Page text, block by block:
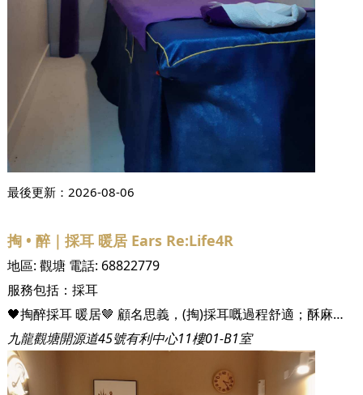
最後更新： 2026-08-06
掏 • 醉｜採耳 暖居 Ears Re:Life4R
地區: 觀塘電話: 68822779
服務包括： 採耳
🖤掏醉採耳 暖居🤎 顧名思義，(掏)採耳嘅過程舒適；酥麻感使神經放鬆、舒壓；加上頌缽的梵音，令您不知不覺進入半睡/沉睡狀態😪💤 🏠而且，小店環境舒適柔和，有如置身家中☺️ 此時此刻，只屬於您個人的「獨立私人空間」，當您享受服務的同時，身心靈可以全程放鬆、減壓，遠離煩囂☺️ 令您享受到真正的身心療癒！一試掏醉忘返😴 😌適合追求身心靈健康人士放鬆的地方
九龍觀塘開源道45號有利中心11樓01-B1室